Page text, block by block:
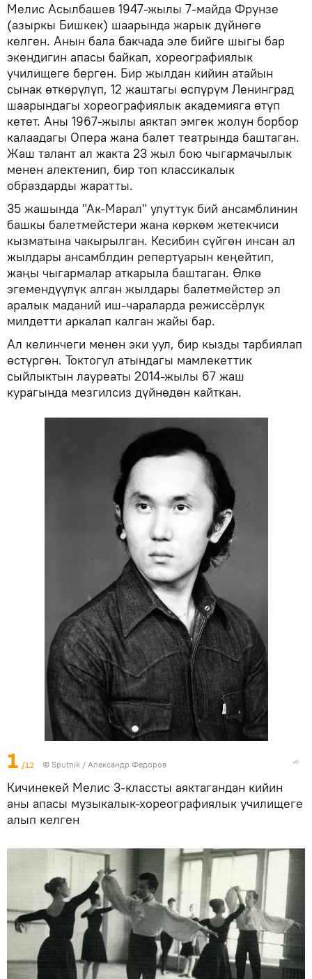
Мелис Асылбашев 1947-жылы 7-майда Фрунзе
(азыркы Бишкек) шаарында жарык дүйнөгө
келген. Анын бала бакчада эле бийге шыгы бар
экендигин апасы байкап, хореографиялык
училищеге берген. Бир жылдан кийин атайын
сынак өткөрүлүп, 12 жаштагы өспүрүм Ленинград
шаарындагы хореографиялык академияга өтүп
кетет. Аны 1967-жылы аяктап эмгек жолун борбор
калаадагы Опера жана балет театрында баштаган.
Жаш талант ал жакта 23 жыл бою чыгармачылык
менен алектенип, бир топ классикалык
образдарды жаратты.
35 жашында "Ак-Марал" улуттук бий ансамблинин
башкы балетмейстери жана көркөм жетекчиси
кызматына чакырылган. Кесибин сүйгөн инсан ал
жылдары ансамблдин репертуарын кеңейтип,
жаңы чыгармалар аткарыла баштаган. Өлкө
эгемендүүлүк алган жылдары балетмейстер эл
аралык маданий иш-чараларда режиссёрлук
милдетти аркалап калган жайы бар.
Ал келинчеги менен эки уул, бир кызды тарбиялап
өстүргөн. Токтогул атындагы мамлекеттик
сыйлыктын лауреаты 2014-жылы 67 жаш
курагында мезгилсиз дүйнөдөн кайткан.
1 /12 © Sputnik / Александр Федоров
Кичинекей Мелис 3-классты аяктагандан кийин
аны апасы музыкалык-хореографиялык училищеге
алып келген